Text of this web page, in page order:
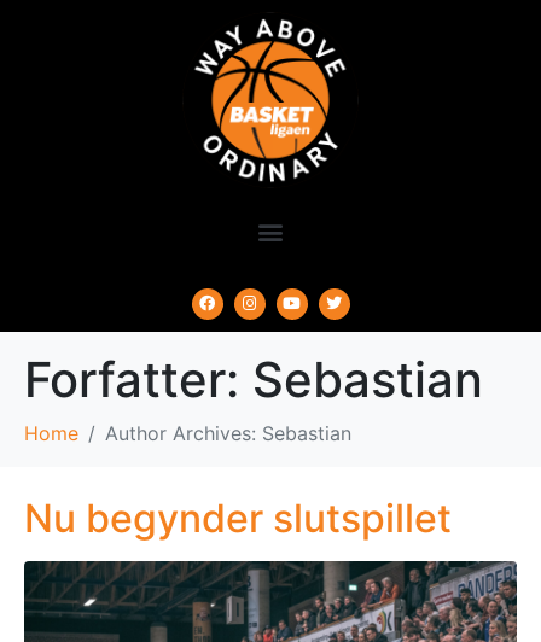
Forfatter: Sebastian
Home Author Archives: Sebastian
Nu begynder slutspillet